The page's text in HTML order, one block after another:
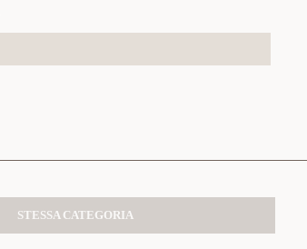
STESSA CATEGORIA